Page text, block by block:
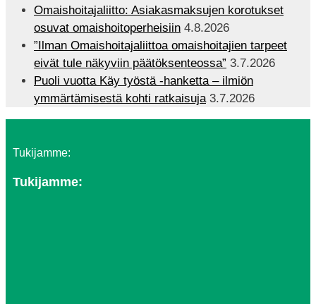
Omaishoitajaliitto: Asiakasmaksujen korotukset
osuvat omaishoitoperheisiin 4.8.2026
”Ilman Omaishoitajaliittoa omaishoitajien tarpeet
eivät tule näkyviin päätöksenteossa” 3.7.2026
Puoli vuotta Käy työstä -hanketta – ilmiön
ymmärtämisestä kohti ratkaisuja 3.7.2026
Tukijamme:
Tukijamme: